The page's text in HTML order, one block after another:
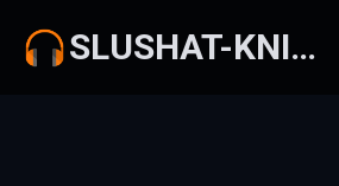
SLUSHAT-KNIGI.COM